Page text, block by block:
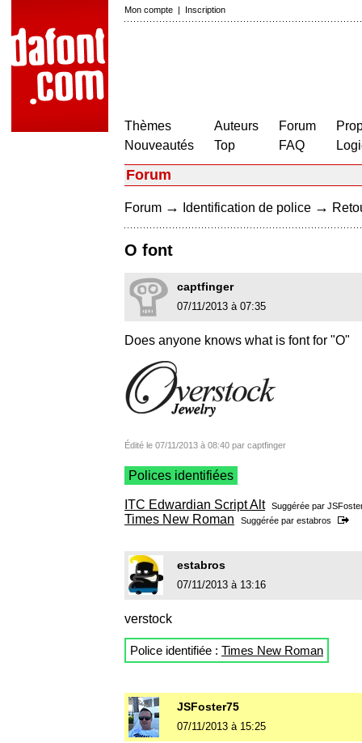
Mon compte | Inscription
Thèmes
Nouveautés
Auteurs
Top
Forum
FAQ
Forum
Forum → Identification de police →
O font
captfinger
07/11/2013 à 07:35
Does anyone knows what is font for "O"
Édité le 07/11/2013 à 08:40 par captfinger
Polices identifiées
ITC Edwardian Script Alt Suggérée par
Times New Roman Suggérée par estabros
estabros
07/11/2013 à 13:16
verstock
Police identifiée : Times New Roman
JSFoster75
07/11/2013 à 15:25